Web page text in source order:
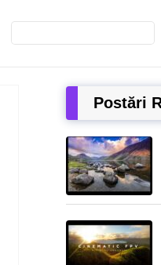
Postări